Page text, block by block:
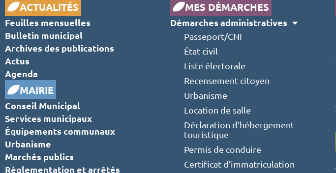
ACTUALITÉS
Feuilles mensuelles
Bulletin municipal
Archives des publications
Actus
Agenda
MAIRIE
Conseil Municipal
Services municipaux
Équipements communaux
Urbanisme
Marchés publics
Règlementation et arrêtés
MES DÉMARCHES
Démarches administratives
Passeport/CNI
État civil
Liste électorale
Recensement citoyen
Urbanisme
Location de salle
Déclaration d’hébergement
touristique
Permis de conduire
Certificat d’immatriculation